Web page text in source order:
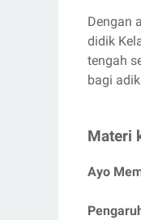
Dengan
didik
tengah
bagi
Materi
Ayo